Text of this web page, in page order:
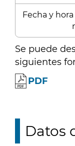
Fecha y
Se puede
siguientes
PDF
Datos